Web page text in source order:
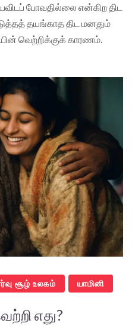
போவதில்லை என்கிற திட
தயங்காத திட மனதும்
வெற்றிக்குக் காரணம்.
சூழ் உலகம் யாமினி
எது?